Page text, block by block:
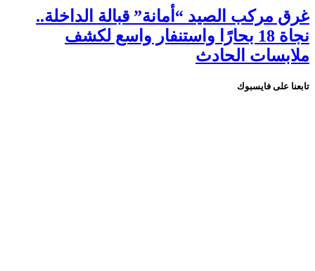
غرق مركب الصيد “أمانة” قبالة الداخلة..
نجاة 18 بحارًا واستنفار واسع لكشف
ملابسات الحادث
تابعنا على فايسبوك